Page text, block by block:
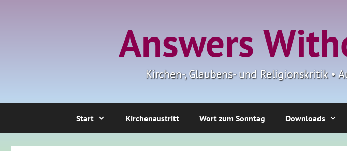
Answers
Kirchen-, Glaubens- und Religionskritik •
Start Kirchenaustritt Wort zum Sonntag Downloads